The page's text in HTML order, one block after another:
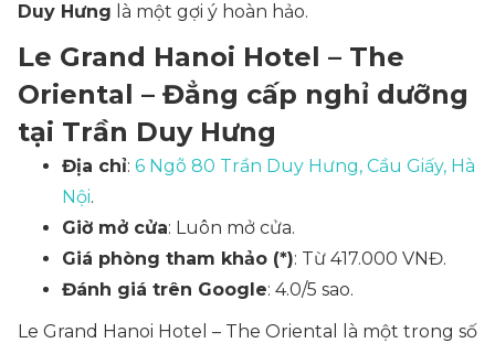
Duy Hưng là một gợi ý hoàn hảo.
Le Grand Hanoi Hotel – The
Oriental – Đẳng cấp nghỉ dưỡng
tại Trần Duy Hưng
Địa chỉ: 6 Ngõ 80 Trần Duy Hưng, Cầu Giấy, Hà
Nội.
Giờ mở cửa: Luôn mở cửa.
Giá phòng tham khảo (*): Từ 417.000 VNĐ.
Đánh giá trên Google: 4.0/5 sao.
Le Grand Hanoi Hotel – The Oriental là một trong số